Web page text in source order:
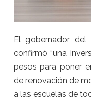
El gobernador del
confirmó “una
pesos para poner
de renovación de
a las escuelas de